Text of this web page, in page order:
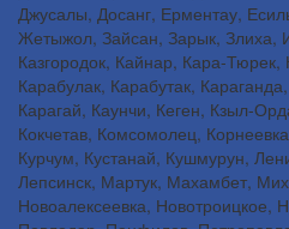
Джусалы, Досанг, Ерментау,
Жетыжол, Зайсан, Зарык, Злиха,
Казгородок, Кайнар, Кара-Тюрек,
Карабулак, Карабутак,
Карагай, Каунчи, Кеген, Кзыл-
Кокчетав, Комсомолец,
Курчум, Кустанай, Кушмурун,
Лепсинск, Мартук, Махамбет,
Новоалексеевка, Новотроицкое,